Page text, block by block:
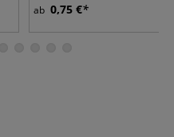
ab 0,75 €